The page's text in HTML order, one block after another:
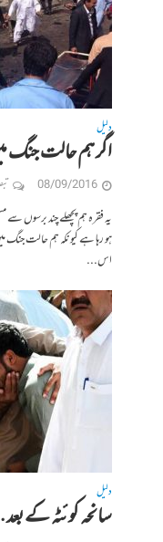
دلیل
اگر ہم حالت جنگ
08/09/2016
یہ فقرہ ہم پچھلے چند برسوں
ہو رہا ہے کیونکہ ہم حالت
اس...
دلیل
سانحہ کوئٹہ کے